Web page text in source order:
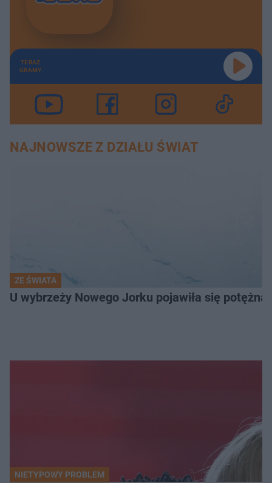
TERAZ
GRAMY
NAJNOWSZE Z DZIAŁU ŚWIAT
ZE ŚWIATA
U wybrzeży Nowego Jorku pojawiła się
NIETYPOWY PROBLEM